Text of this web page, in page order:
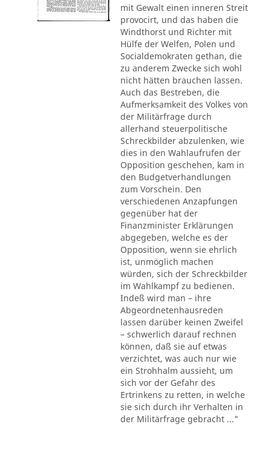
mit Gewalt einen inneren Streit
provocirt, und das haben die
Windthorst und Richter mit
Hülfe der Welfen, Polen und
Socialdemokraten gethan, die
zu anderem Zwecke sich wohl
nicht hätten brauchen lassen.
Auch das Bestreben, die
Aufmerksamkeit des Volkes von
der Militärfrage durch
allerhand steuerpolitische
Schreckbilder abzulenken, wie
dies in den Wahlaufrufen der
Opposition geschehen, kam in
den Budgetverhandlungen
zum Vorschein. Den
verschiedenen Anzapfungen
gegenüber hat der
Finanzminister Erklärungen
abgegeben, welche es der
Opposition, wenn sie ehrlich
ist, unmöglich machen
würden, sich der Schreckbilder
im Wahlkampf zu bedienen.
Indeß wird man – ihre
Abgeordnetenhausreden
lassen darüber keinen Zweifel
– schwerlich darauf rechnen
können, daß sie auf etwas
verzichtet, was auch nur wie
ein Strohhalm aussieht, um
sich vor der Gefahr des
Ertrinkens zu retten, in welche
sie sich durch ihr Verhalten in
der Militärfrage gebracht ..."